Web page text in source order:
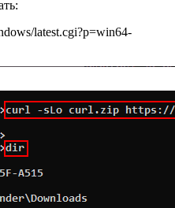
latest.cgi?p=win64-